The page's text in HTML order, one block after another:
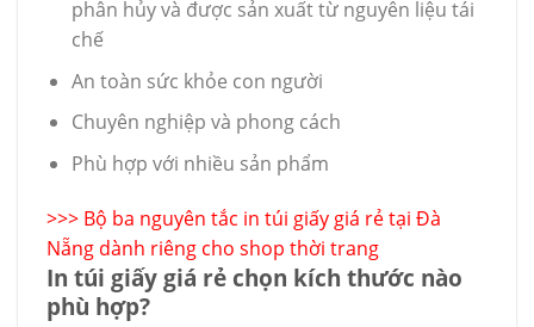
phân hủy và được sản xuất từ nguyên liệu tái
chế
An toàn sức khỏe con người
Chuyên nghiệp và phong cách
Phù hợp với nhiều sản phẩm
>>> Bộ ba nguyên tắc in túi giấy giá rẻ tại Đà
Nẵng dành riêng cho shop thời trang
In túi giấy giá rẻ chọn kích thước nào
phù hợp?